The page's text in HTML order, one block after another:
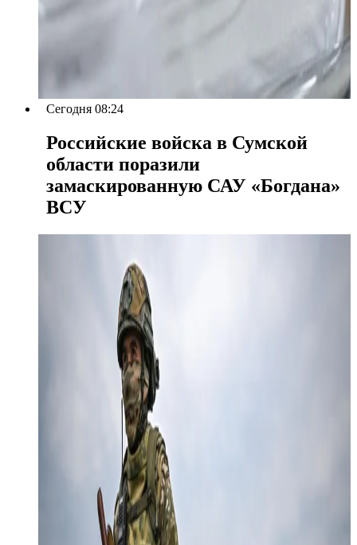
Сегодня 08:24
Российские войска в Сумской
области поразили
замаскированную САУ «Богдана»
ВСУ